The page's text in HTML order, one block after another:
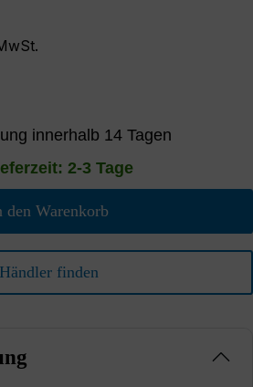
innerhalb 14 Tagen
2-3 Tage
den Warenkorb
Händler finden